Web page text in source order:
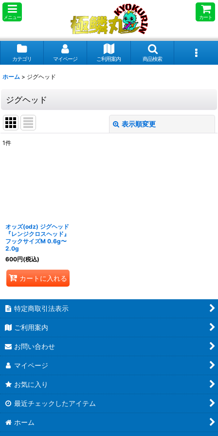
メニュー カート
カテゴリ マイページ ご利用案内 商品検索
ホーム > ジグヘッド
ジグヘッド
表示順変更
1件
オッズ(odz) ジグヘッド
『レンジクロスヘッド』
フックサイズM 0.6g〜
2.0g
600円(税込)
カートに入れる
特定商取引法表示
ご利用案内
お問い合わせ
マイページ
お気に入り
最近チェックしたアイテム
ホーム